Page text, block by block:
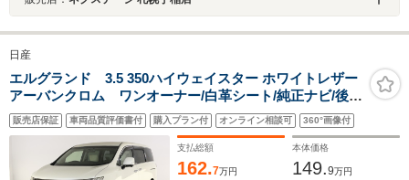
日産
エルグランド 3.5 350ハイウェイスター ホワイトレザー
アーバンクロム ワンオーナー/白革シート/純正ナビ/後席
モニタ/アラウンドビューモニター/衝突軽減ブレ-キ/踏み
間違防止/レーダークルコン/ソナー/AFS付LEDライト/両
側電動スライドドア/パワーバックドア/シートヒーター/オ
ットマン
販売店保証 車両品質評価書付 購入プラン付 オンライン相談可 360°画像付
支払総額
162.7万円
本体価格
149.9万円